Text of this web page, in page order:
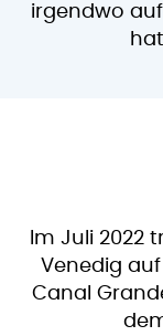
irgendwo
Im Juli 2022
Venedig
Canal